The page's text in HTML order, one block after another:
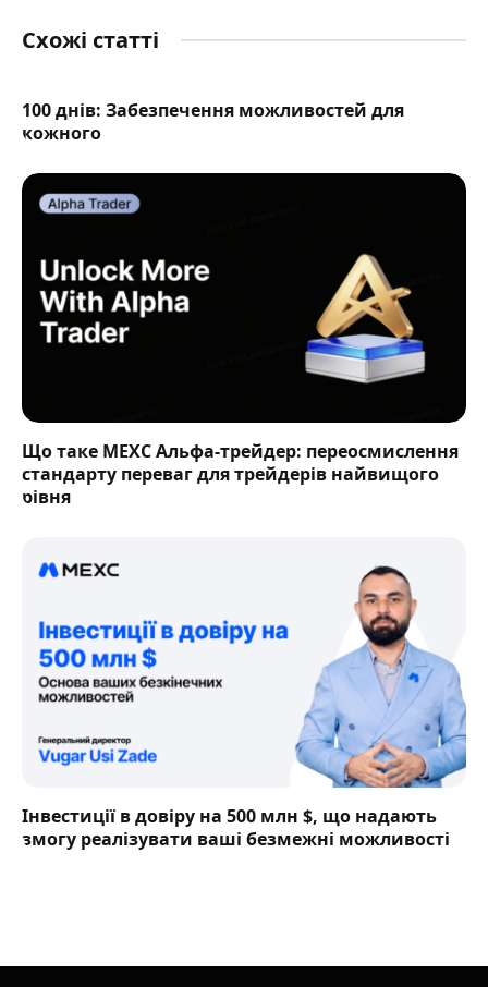
Схожі статті
100 днів: Забезпечення можливостей для
кожного
Що таке MEXC Альфа-трейдер: переосмислення
стандарту переваг для трейдерів найвищого
рівня
Інвестиції в довіру на 500 млн $, що надають
змогу реалізувати ваші безмежні можливості